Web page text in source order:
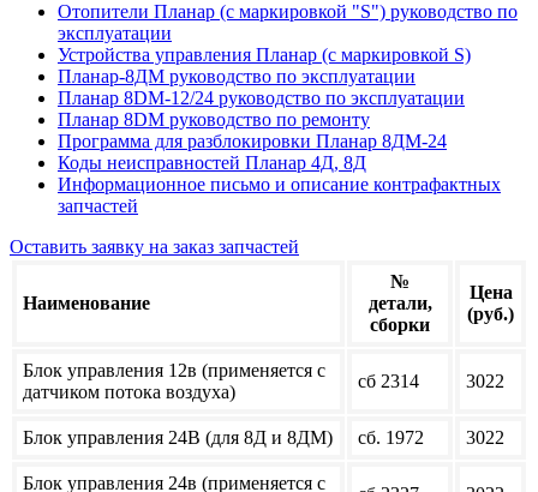
Отопители Планар (с маркировкой "S") руководство по
эксплуатации
Устройства управления Планар (с маркировкой S)
Планар-8ДМ руководство по эксплуатации
Планар 8DM-12/24 руководство по эксплуатации
Планар 8DM руководство по ремонту
Программа для разблокировки Планар 8ДМ-24
Коды неисправностей Планар 4Д, 8Д
Информационное письмо и описание контрафактных
запчастей
Оставить заявку на заказ запчастей
Наименование
№
детали,
сборки
Цена
(руб.)
Блок управления 12в (применяется с
датчиком потока воздуха)
сб 2314 3022
Блок управления 24В (для 8Д и 8ДМ) сб. 1972 3022
Блок управления 24в (применяется с